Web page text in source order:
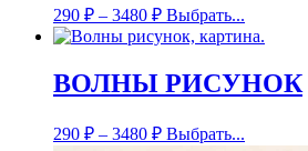
290 ₽ – 3480 ₽ Выбрать...
ВОЛНЫ РИСУНОК
290 ₽ – 3480 ₽ Выбрать...